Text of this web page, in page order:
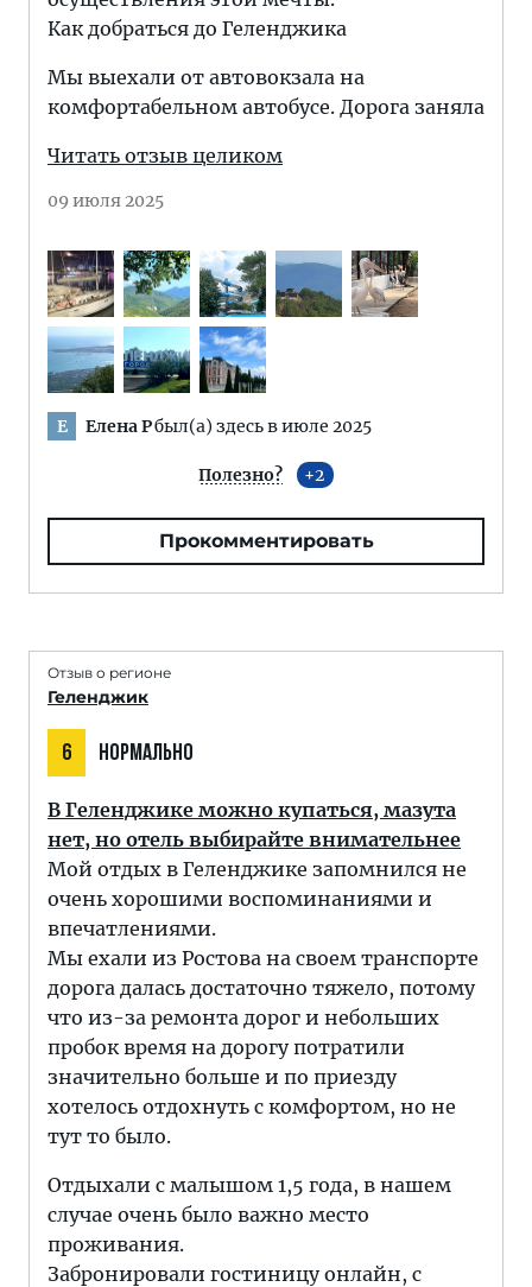
Как добраться до Геленджика
Мы выехали от автовокзала на
комфортабельном автобусе. Дорога заняла
Читать отзыв целиком
09 июля 2025
Е Елена Рбыл(а) здесь в июле 2025
Полезно? 2
Прокомментировать
Отзыв о регионе
Геленджик
6 НОРМАЛЬНО
В Геленджике можно купаться, мазута
нет, но отель выбирайте внимательнее
Мой отдых в Геленджике запомнился не
очень хорошими воспоминаниями и
впечатлениями.
Мы ехали из Ростова на своем транспорте
дорога далась достаточно тяжело, потому
что из-за ремонта дорог и небольших
пробок время на дорогу потратили
значительно больше и по приезду
хотелось отдохнуть с комфортом, но не
тут то было.
Отдыхали с малышом 1,5 года, в нашем
случае очень было важно место
проживания.
Забронировали гостиницу онлайн, с